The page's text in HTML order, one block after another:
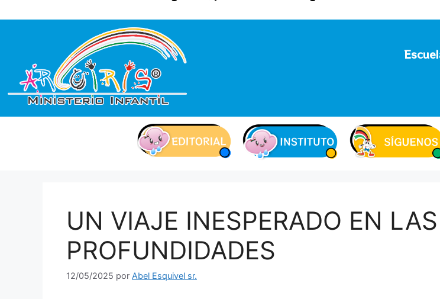
UN VIAJE INESPERADO EN LAS
PROFUNDIDADES
12/05/2025 por Abel Esquivel sr.